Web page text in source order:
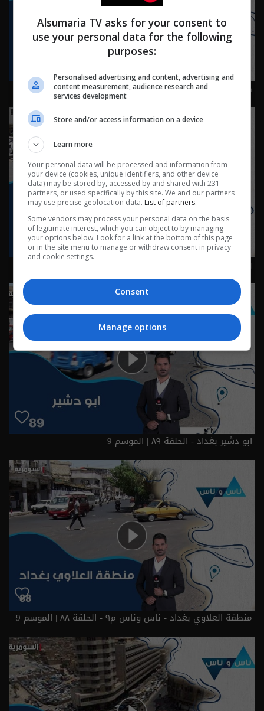
كربلاء: كرم لا ينتهي في طريق الحسين - ناس وناس م٩ -
بغداد ساحة الرصافي - ناس وناس م٩ - الحلقة ٩٠ | الموسم 9
ابو دشير بغداد - الحلقة ٨٩ | الموسم 9
منطقة العلاوي بغداد - ناس وناس م٩ - الحلقة ٨٨ | الموسم 9
Alsumaria TV asks for your consent to
use your personal data for the following
purposes:
Personalised advertising and content, advertising and
content measurement, audience research and
services development
Store and/or access information on a device
Learn more
Your personal data will be processed and information from
your device (cookies, unique identifiers, and other device
data) may be stored by, accessed by and shared with 231
partners, or used specifically by this site. We and our partners
may use precise geolocation data. List of partners.
Some vendors may process your personal data on the basis
of legitimate interest, which you can object to by managing
your options below. Look for a link at the bottom of this page
or in the site menu to manage or withdraw consent in privacy
and cookie settings.
Consent
Manage options